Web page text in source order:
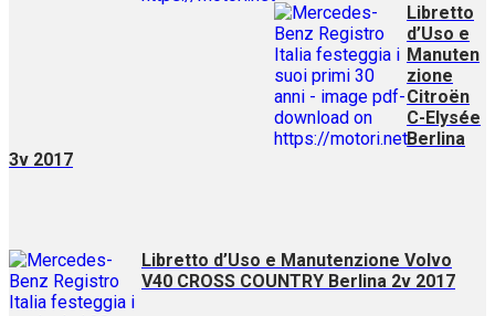
Libretto
d’Uso e
Manuten
zione
Citroën
C-Elysée
Berlina
3v 2017
Libretto d’Uso e Manutenzione Volvo
V40 CROSS COUNTRY Berlina 2v 2017